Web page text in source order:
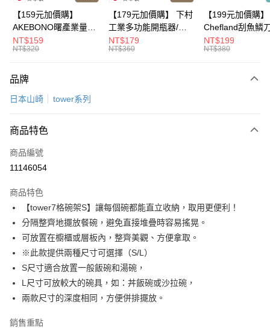
Google Pay
全盈+PAY
大哥付你分期
【大哥付你分期使用說明】
1.本服務由台灣大哥大提供，台灣大哥大用戶可立即使用無須另外申請。
2.付款方式選擇「大哥付你分期」，訂單成立後會自動跳轉到大哥付的交易
成交易。
3.實際核准額度、可分期數及費用金額請依後續交易確認頁面所載為準。
4.訂單成立30分鐘內，如未前往確認交易或遇審核未通過，訂單將自動取
消。如遇「轉專審核」未通過狀況，表示未達大哥付你分期系統評分，恕無
法說明評估內容。
1.分期款項不併入電信帳單，「大哥付你分期」於每月結算日後寄送繳費提
2.透過簡訊連結打開帳單後，可選擇「超商條碼／台灣大直營門市／銀行轉
帳／街口支付／iPASS MONEY」等通路繳費。
【注意事項】
1.本服務係由「台灣大哥大股份有限公司」（以下簡稱本公司）所提供，讓
用戶於交易時，得透過本服務購買商品或服務，並由商店將買賣／分期付款
買賣價金債權讓與本公司後，依約使用本公司帳單繳交帳款。
2.基於同意付款使用「大哥付你分期」之契約關係目的，商店將以您的個人
資料（包含姓名、電話或地址）提供予台灣大哥大進項蒐集、處理及利用，
3.完整用戶服務條款，請詳閱以下連結：
每筆NT$100，滿NT$499(含以上)免運費
每筆NT$100，滿NT$499(含以上)免運費
7-11取貨付款
每筆NT$100，滿NT$499(含以上)免運費
付款後7-11取貨
每筆NT$100，滿NT$499(含以上)免運費
宅配【父親節大回饋】限時$299免運
【159元加價購】
AKEBONO曙產業量米
杯漏斗組(白)/量米杯/
米桶/量米用具/任二件8
NT$159
NT$320
【179元加價購】 下村
工業多功能開瓶器/開
瓶器/餐廚用品/料理道
具/任二件8折
NT$179
NT$360
【199元加價購】
Chefland刮魚鱗
魚鱗器/廚房用品/
道具/任二件8折
NT$199
NT$380
品牌
日本山崎 tower系列
商品特色
商品編號
11146054
商品特色
【tower7格碗架S】讓每個碗都能直立收納，取用更便利！
分隔整齊地擺放餐碗，避免直接堆疊時容易搖晃。
可放置在櫥櫃或層板內，整齊美觀、方便拿取。
※此款提供兩種尺寸可選擇（S/L）
S尺寸適合放置一般飯碗和湯碗，
L尺寸可放較大的碗具，如：丼飯碗或沙拉碗，
兩款尺寸的深度相同，方便併排擺放。
銷售重點